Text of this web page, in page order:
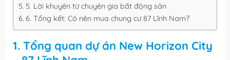
5. Lời khuyên từ chuyên gia bất động sản
6. Tổng kết: Có nên mua chung cư 87 Lĩnh Nam?
1. Tổng quan dự án New Horizon City